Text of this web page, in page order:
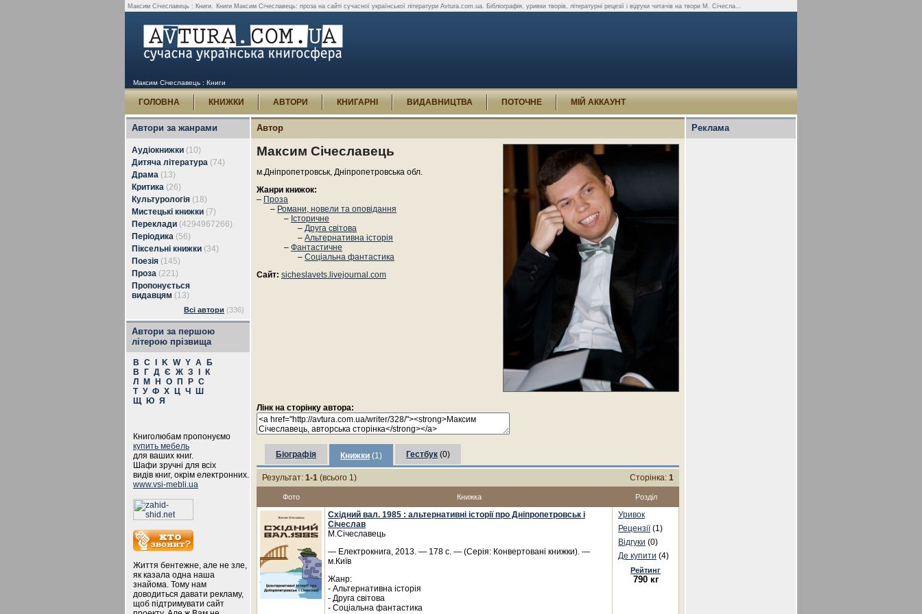
Максим Січеславець : Книги. Книги Максим Січеславець: проза на сайті сучасної української літератури Avtura.com.ua. Бібліографія, уривки творів, літературні рецезії і відгуки читачів на твори М. Січесла...
Максим Січеславець : Книги
ГОЛОВНА КНИЖКИ АВТОРИ КНИГАРНІ ВИДАВНИЦТВА ПОТОЧНЕ МІЙ АККАУНТ
Автори за жанрами
Аудіокнижки (10)
Дитяча література (74)
Драма (13)
Критика (26)
Культурологія (18)
Мистецькі книжки (7)
Переклади (4294967266)
Періодика (56)
Піксельні книжки (34)
Поезія (145)
Проза (221)
Пропонується
видавцям (13)
Всі автори (336)
Автори за першою
літерою прізвища
B C K W Y А
Б
В
Г Д Є Ж З
К
Л
М Н О П Р С
Т У Ф Х Ц Ч
Ш
Щ
Ю Я
Книголюбам пропонуємо
купить мебель
для ваших книг.
Шафи зручні для всіх
видів книг, окрім електронних.
www.vsi-mebli.ua
Життя бентежне, але не зле,
як казала одна наша
знайома. Тому нам
доводиться давати рекламу,
щоб підтримувати сайт
Автор
Максим Січеславець
м.Дніпропетровськ, Дніпропетровська обл.
Жанри книжок:
– Проза
– Романи, новели та оповідання
– Історичне
– Друга світова
– Альтернативна історія
– Фантастичне
– Соціальна фантастика
Сайт: sicheslavets.livejournal.com
Лінк на сторінку автора:
Біографія Книжки (1) Гестбук (0)
Результат: 1-1 (всього 1) Сторінка: 1
Фото Книжка Розділ
Східний вал. 1985 : альтернативні історії про Дніпропетровськ і
Січеслав
М.Січеславець
— Електрокнига, 2013. — 178 с. — (Серія: Конвертовані книжки). —
м.Київ
Жанр:
- Альтернативна історія
- Друга світова
- Соціальна фантастика
Уривок
Рецензії(1)
Відгуки (0)
Де купити (4)
Рейтинг
790 кг
Реклама